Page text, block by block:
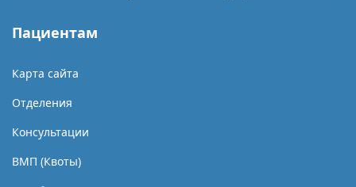
Пациентам
Карта сайта
Отделения
Консультации
ВМП (Квоты)